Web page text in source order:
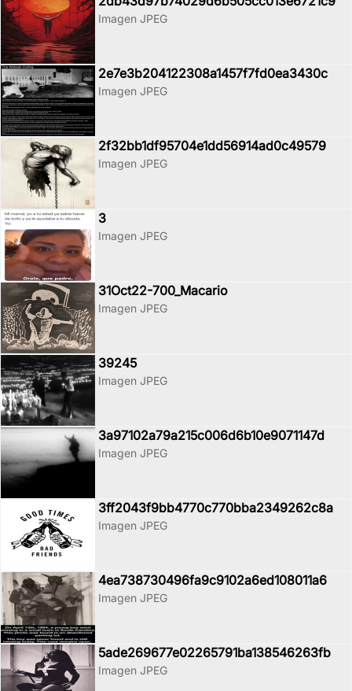
Imagen JPEG
2e7e3b204122308a1457f7fd0ea3430c
Imagen JPEG
2f32bb1df95704e1dd56914ad0c49579
Imagen JPEG
3
Imagen JPEG
31Oct22-700_Macario
Imagen JPEG
39245
Imagen JPEG
3a97102a79a215c006d6b10e9071147d
Imagen JPEG
3ff2043f9bb4770c770bba2349262c8a
Imagen JPEG
4ea738730496fa9c9102a6ed108011a6
Imagen JPEG
5ade269677e02265791ba138546263fb
Imagen JPEG